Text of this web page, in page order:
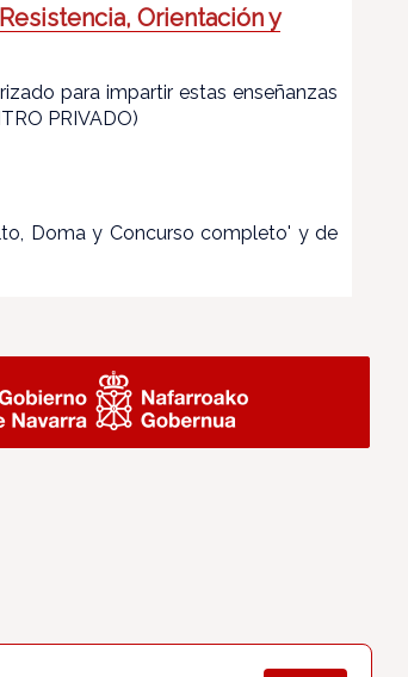
Orientación y
para impartir estas enseñanzas
PRIVADO)
Doma y Concurso completo' y de